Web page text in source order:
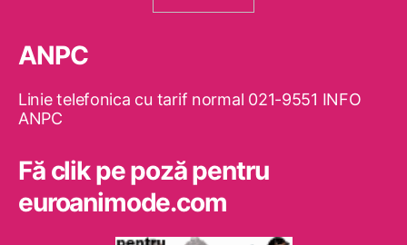
ANPC
Linie telefonica cu tarif normal 021-9551 INFO
ANPC
Fă clik pe poză pentru
euroanimode.com